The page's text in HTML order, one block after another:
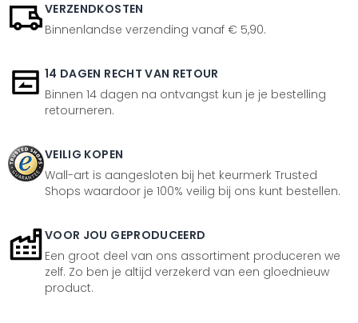
VERZENDKOSTEN
Binnenlandse verzending vanaf € 5,90.
14 DAGEN RECHT VAN RETOUR
Binnen 14 dagen na ontvangst kun je je bestelling
retourneren.
VEILIG KOPEN
Wall-art is aangesloten bij het keurmerk Trusted
Shops waardoor je 100% veilig bij ons kunt bestellen.
VOOR JOU GEPRODUCEERD
Een groot deel van ons assortiment produceren we
zelf. Zo ben je altijd verzekerd van een gloednieuw
product.